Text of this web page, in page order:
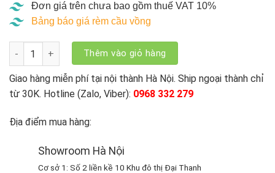
Đơn giá trên chưa bao gồm thuế VAT 10%
Bảng báo giá rèm cầu vồng
Rèm Cầu Vồng Modero Hàn Quốc Cản Sáng Claudia - CL số
Thêm vào giỏ hàng
Giao hàng miễn phí tại nội thành Hà Nội. Ship ngoại thành chỉ
từ 30K. Hotline (Zalo, Viber): 0968 332 279
Địa điểm mua hàng:
Showroom Hà Nội
Cơ sở 1: Số 2 liền kề 10 Khu đô thị Đại Thanh